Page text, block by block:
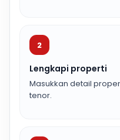
2
Lengkapi properti
Masukkan detail
tenor.